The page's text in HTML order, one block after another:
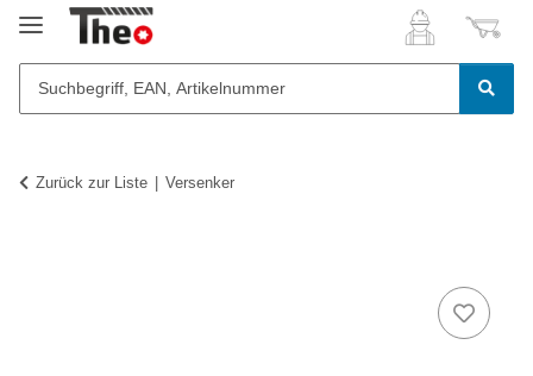
Zurück zur Liste Versenker